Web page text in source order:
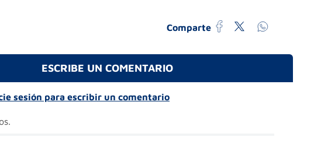
Comparte
ESCRIBE UN COMENTARIO
sesión para escribir un comentario